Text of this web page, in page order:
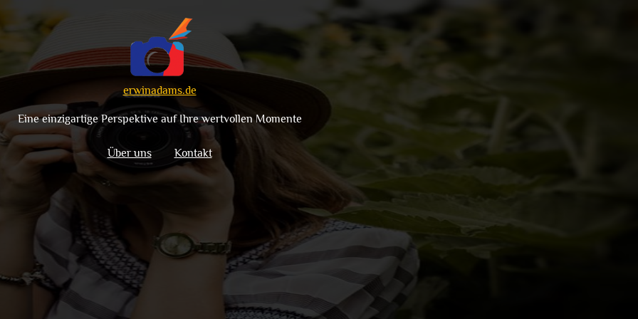
erwinadams.de
Eine einzigartige Perspektive auf Ihre wertvollen Momente
Über uns Kontakt